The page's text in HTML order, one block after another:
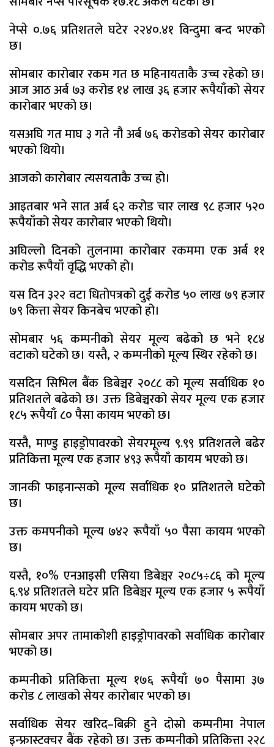
नेप्से ०.७६ प्रतिशतले घटेर २२४०.४१ विन्दुमा बन्द भएको
छ।
सोमबार कारोबार रकम गत छ महिनायताकै उच्च रहेको छ।
आज आठ अर्ब ७३ करोड १४ लाख ३६ हजार रूपैयाँको सेयर
कारोबार भएको छ।
यसअघि गत माघ ३ गते नौ अर्ब ७६ करोडको सेयर कारोबार
भएको थियो।
आजको कारोबार त्यसयताकै उच्च हो।
आइतबार भने सात अर्ब ६२ करोड चार लाख ९८ हजार ५२०
रूपैयाँको सेयर कारोबार भएको थियो।
अघिल्लो दिनको तुलनामा कारोबार रकममा एक अर्ब ११
करोड रूपैयाँ वृद्धि भएको हो।
यस दिन ३२२ वटा धितोपत्रको दुई करोड ५० लाख ७९ हजार
७९ कित्ता सेयर किनबेच भएको हो।
सोमबार ५६ कम्पनीको सेयर मूल्य बढेको छ भने १८४
वटाको घटेको छ। यस्तै, २ कम्पनीको मूल्य स्थिर रहेको छ।
यसदिन सिभिल बैंक डिबेञ्चर २०८८ को मूल्य सर्वाधिक १०
प्रतिशतले बढेको छ। उक्त डिबेञ्चरको सेयर मूल्य एक हजार
१८५ रूपैयाँ ८० पैसा कायम भएको छ।
यस्तै, माण्डु हाइड्रोपावरको सेयरमूल्य ९.९९ प्रतिशतले बढेर
प्रतिकित्ता मूल्य एक हजार ४९३ रूपैयाँ कायम भएको छ।
जानकी फाइनान्सको मूल्य सर्वाधिक १० प्रतिशतले घटेको
छ।
उक्त कमपनीको मूल्य ७४२ रूपैयाँ ५० पैसा कायम भएको
छ।
यस्तै, १०% एनआइसी एसिया डिबेञ्चर २०८५÷८६ को मूल्य
६.९४ प्रतिशतले घटेर प्रति डिबेञ्चर मूल्य एक हजार ५ रूपैयाँ
कायम भएको छ।
सोमबार अपर तामाकोशी हाइड्रोपावरको सर्वाधिक कारोबार
भएको छ।
कम्पनीको प्रतिकित्ता मूल्य १७६ रूपैयाँ ७० पैसामा ३७
करोड ८ लाखको सेयर कारोबार भएको छ।
सर्वाधिक सेयर खरिद–बिक्री हुने दोस्रो कम्पनीमा नेपाल
इन्फ्रास्टक्चर बैंक रहेको छ। उक्त कम्पनीको प्रतिकित्ता २२८